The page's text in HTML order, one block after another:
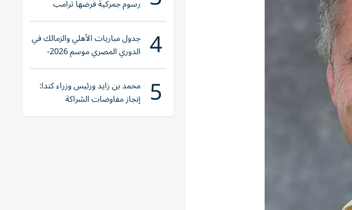
رسوم جمركية فرضها ترامب
4 جدول مباريات الأهلي والزمالك في
الدوري المصري موسم 2026-
2027
5 محمد بن زايد ورئيس وزراء كندا:
إنجاز مفاوضات الشراكة